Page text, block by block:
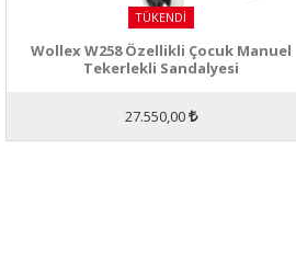
TÜKENDI
Wollex W258 Özellikli Çocuk Manuel
Tekerlekli Sandalyesi
27.550,00